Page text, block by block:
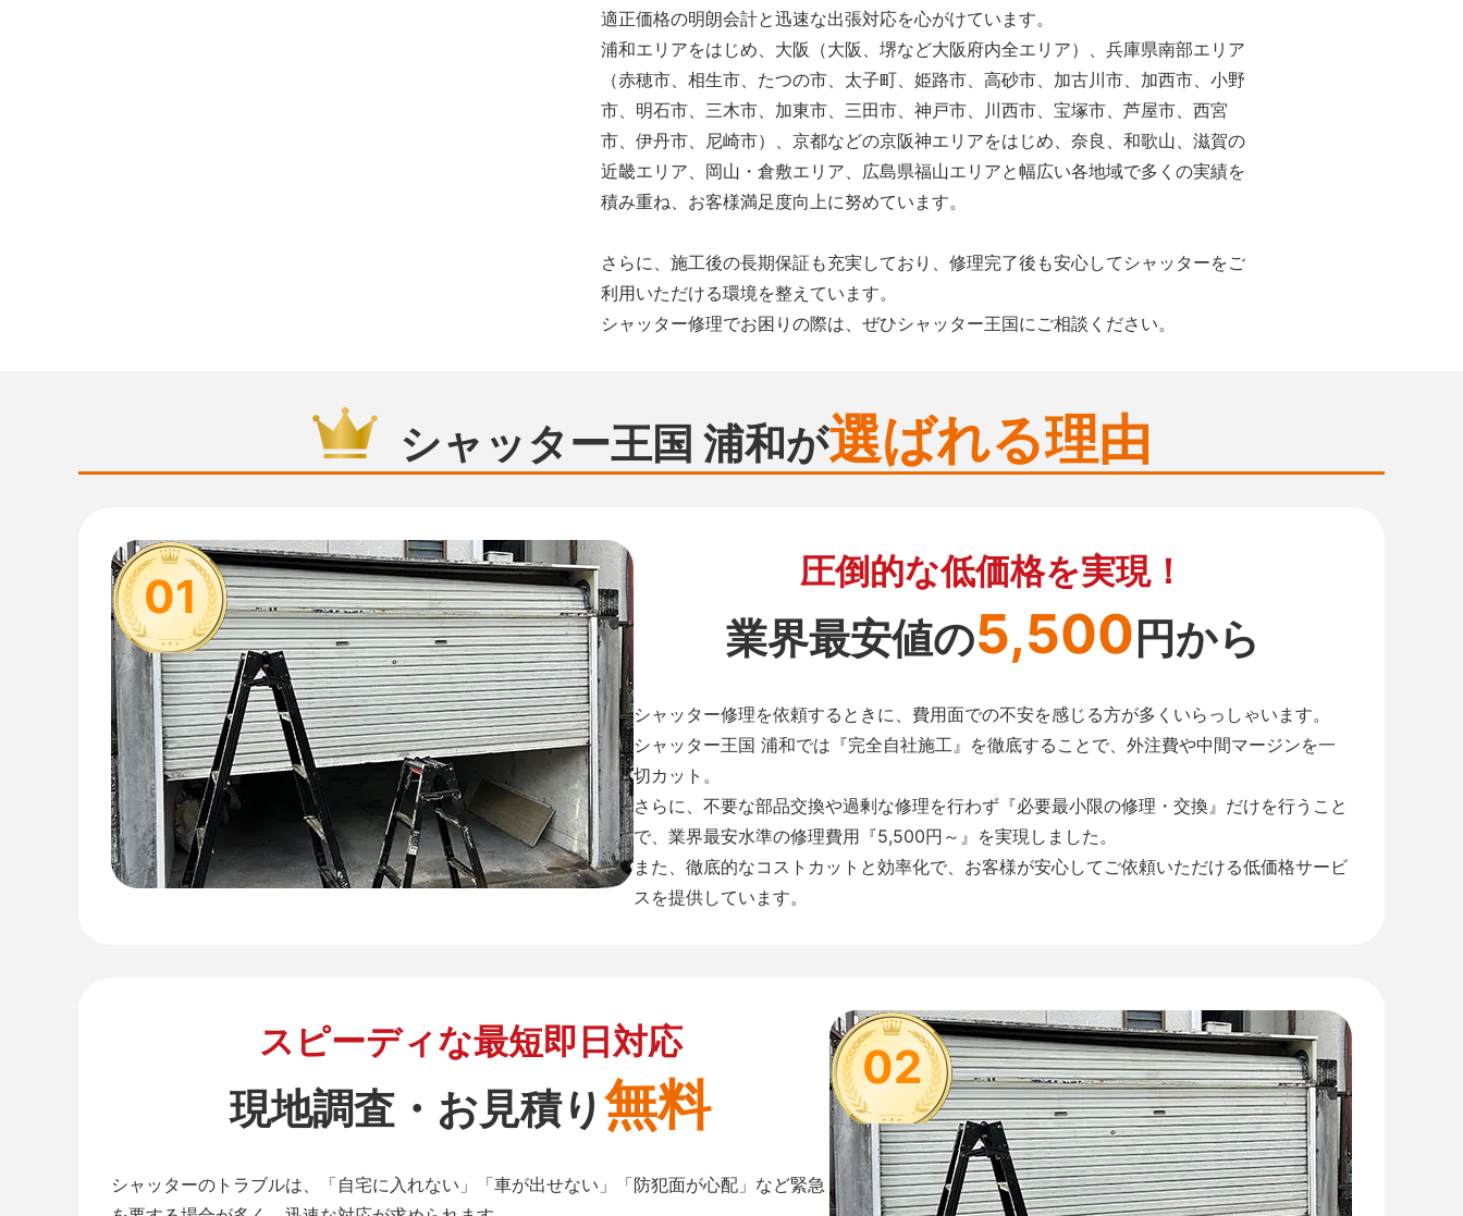
適正価格の明朗会計と迅速な出張対応を心がけています。
浦和エリアをはじめ、大阪（大阪、堺など大阪府内全エリア）、兵庫県南部エリア
（赤穂市、相生市、たつの市、太子町、姫路市、高砂市、加古川市、加西市、小野
市、明石市、三木市、加東市、三田市、神戸市、川西市、宝塚市、芦屋市、西宮
市、伊丹市、尼崎市）、京都などの京阪神エリアをはじめ、奈良、和歌山、滋賀の
近畿エリア、岡山・倉敷エリア、広島県福山エリアと幅広い各地域で多くの実績を
積み重ね、お客様満足度向上に努めています。
さらに、施工後の長期保証も充実しており、修理完了後も安心してシャッターをご
利用いただける環境を整えています。
シャッター修理でお困りの際は、ぜひシャッター王国にご相談ください。
シャッター王国 浦和が選ばれる理由
01 圧倒的な低価格を実現！
業界最安値の5,500円から
シャッター修理を依頼するときに、費用面での不安を感じる方が多くいらっしゃいます。
シャッター王国 浦和では『完全自社施工』を徹底することで、外注費や中間マージンを一
切カット。
さらに、不要な部品交換や過剰な修理を行わず『必要最小限の修理・交換』だけを行うこと
で、業界最安水準の修理費用『5,500円～』を実現しました。
また、徹底的なコストカットと効率化で、お客様が安心してご依頼いただける低価格サービ
スを提供しています。
02
スピーディな最短即日対応
現地調査・お見積り無料
シャッターのトラブルは、「自宅に入れない」「車が出せない」「防犯面が心配」など緊急